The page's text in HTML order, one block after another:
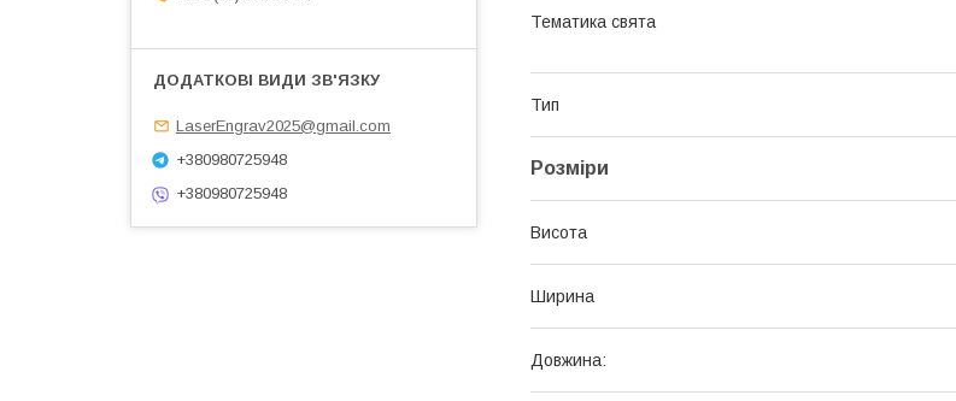
Тематика свята
Тип
Розміри
Висота
Ширина
Довжина:
LaserEngrav2025@gmail.com
+380980725948
+380980725948